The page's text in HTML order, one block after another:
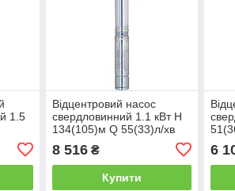
1.5
Відцентровий насос
свердловинний 1.1 кВт H
134(105)м Q 55(33)л/хв
4SDm2/19 (777124)
8 516₴
Купити
6